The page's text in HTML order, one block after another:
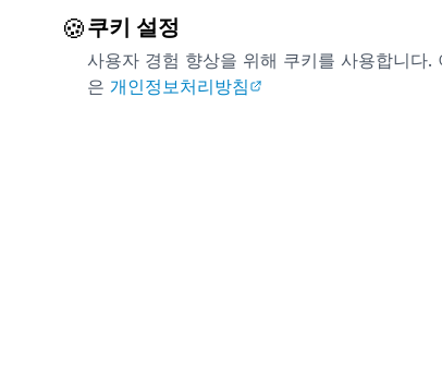
🍪쿠키 설정
사용자 경험 향상을 위해 쿠키를 사용합니다
은 개인정보처리방침